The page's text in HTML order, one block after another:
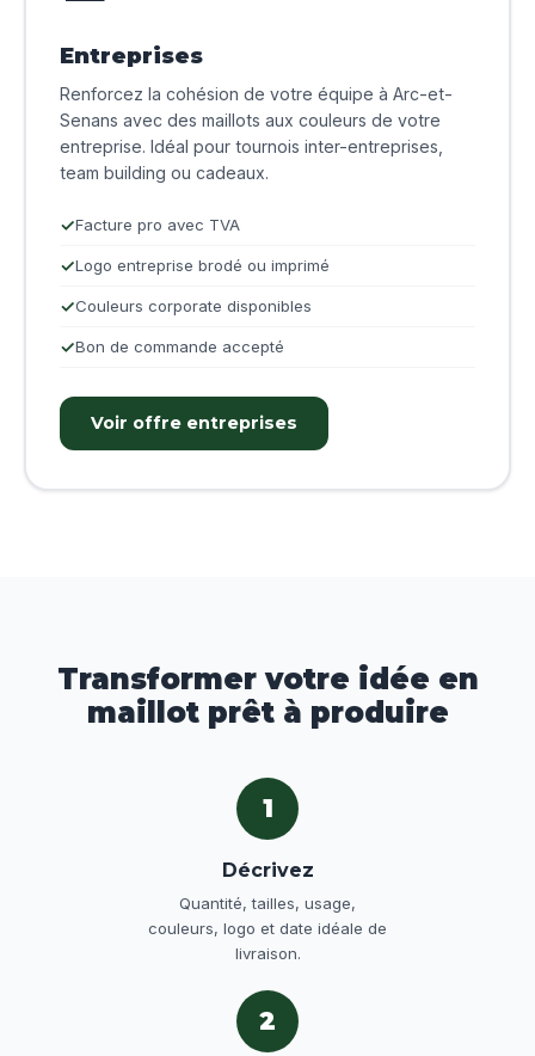
Entreprises
Renforcez la cohésion de votre équipe à Arc-et-
Senans avec des maillots aux couleurs de votre
entreprise. Idéal pour tournois inter-entreprises,
team building ou cadeaux.
Facture pro avec TVA
Logo entreprise brodé ou imprimé
Couleurs corporate disponibles
Bon de commande accepté
Voir offre entreprises
Transformer votre idée en
maillot prêt à produire
1
Décrivez
Quantité, tailles, usage,
couleurs, logo et date idéale de
livraison.
2